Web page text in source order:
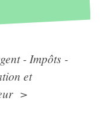
- Impôts -
et
>